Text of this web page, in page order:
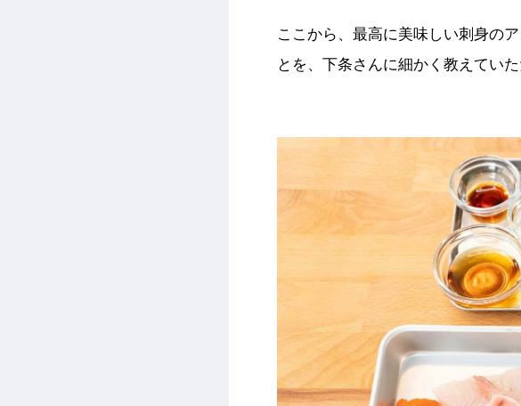
ここから、最高に美味しい刺身の
とを、下条さんに細かく教えていた